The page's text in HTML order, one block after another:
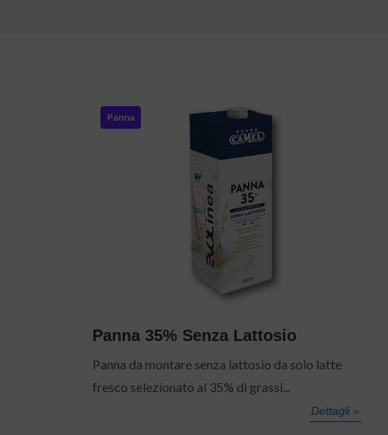
Panna
Panna 35% Senza Lattosio
Panna da montare senza lattosio da solo latte
fresco selezionato al 35% di grassi...
Dettagli »